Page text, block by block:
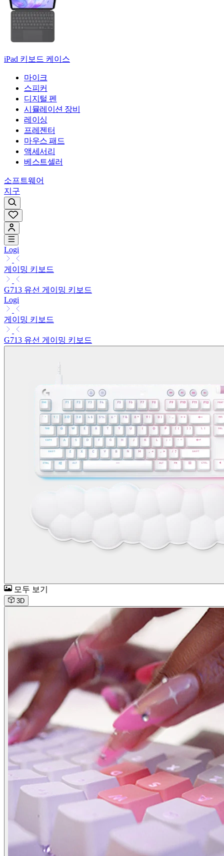
iPad 키보드 케이스
마이크
스피커
디지털 펜
시뮬레이션 장비
레이싱
프레젠터
마우스 패드
액세서리
베스트셀러
소프트웨어
지구
Logi
게이밍 키보드
G713 유선 게이밍 키보드
Logi
게이밍 키보드
G713 유선 게이밍 키보드
모두 보기
3D